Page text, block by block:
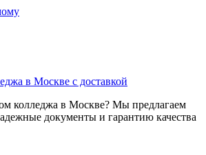
в Москве с доставкой
колледжа в Москве? Мы предлагаем
документы и гарантию качества